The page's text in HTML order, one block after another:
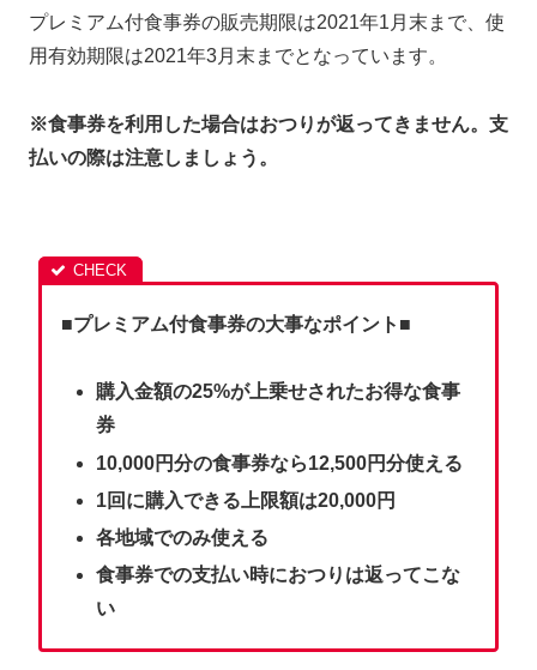
プレミアム付食事券の販売期限は2021年1月末まで、使
用有効期限は2021年3月末までとなっています。
※食事券を利用した場合はおつりが返ってきません。支
払いの際は注意しましょう。
■プレミアム付食事券の大事なポイント■
購入金額の25%が上乗せされたお得な食事
券
10,000円分の食事券なら12,500円分使える
1回に購入できる上限額は20,000円
各地域でのみ使える
食事券での支払い時におつりは返ってこな
い